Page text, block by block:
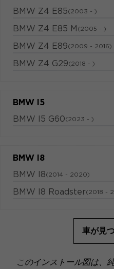
BMW Z4 E85(2003 - )
BMW Z4 E85 M (2005 - )
BMW Z4 E89(2009 - 2016)
BMW Z4 G29(2018 - )
BMW I5
BMW I5 G60(2023 - )
BMW I8
BMW I8(2014 - 2020)
BMW I8 Roadster(2018 -
車が見
このインストール図は、